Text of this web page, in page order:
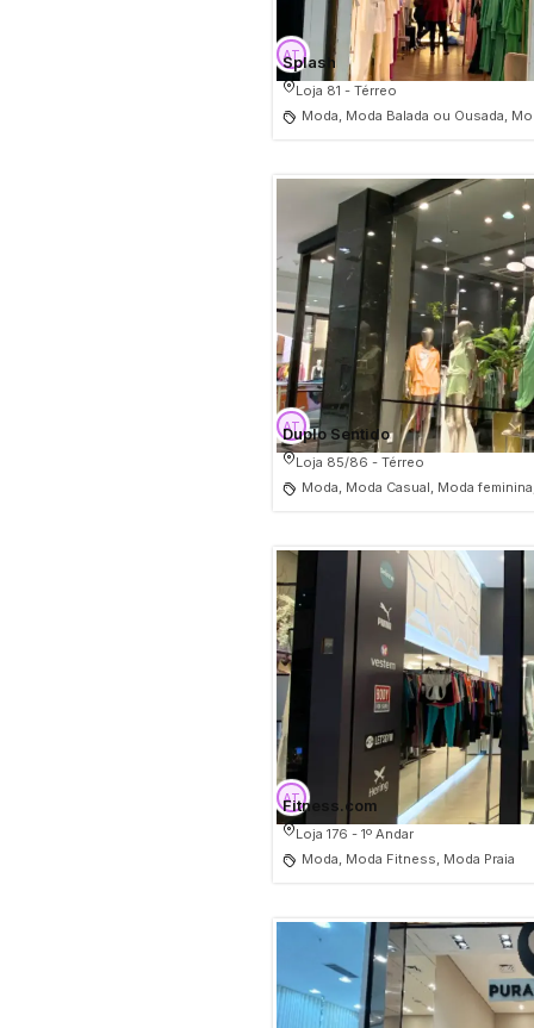
Splash
Loja 81 - Térreo
Moda, Moda Balada ou Ousada,
Duplo Sentido
Loja 85/86 - Térreo
Moda, Moda Casual, Moda
Fitness.com
Loja 176 - 1º Andar
Moda, Moda Fitness, Moda Praia